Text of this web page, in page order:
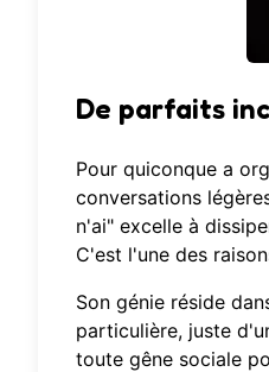
De parfaits
Pour quiconque a
conversations
n'ai" excelle à
C'est l'une des
Son génie réside
particulière, juste
toute gêne sociale